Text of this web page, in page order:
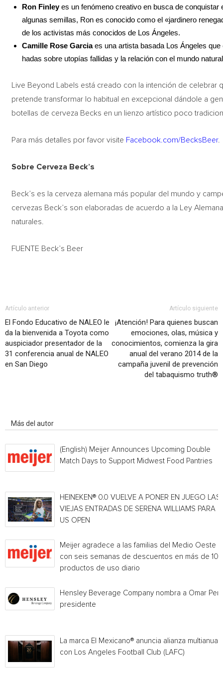
Ron Finleyes un fenómeno creativo en busca de conquistar
algunas semillas, Ron es conocido como el «jardinero
de los activistas más conocidos de Los Ángeles.
Camille Rose Garciaes una artista basada Los Ángeles
hadas sobre utopías fallidas y la relación con el mundo
Live Beyond Labels está creado con la intención de
pretende transformar lo habitual en excepcional dándole a
botellas de cerveza Becks en un lienzo artístico poco
Para más detalles por favor visite Facebook.com/BecksBeer.
Sobre Cerveza Beck’s
Beck’s es la cerveza alemana más popular del mundo y
cervezas Beck’s son elaboradas de acuerdo a la Ley
naturales.
FUENTE Beck’s Beer
Artículo anterior
El Fondo Educativo de NALEO le
da la bienvenida a Toyota como
auspiciador presentador de la
31 conferencia anual de NALEO
en San Diego
Artículo siguiente
¡Atención! Para quienes buscan
emociones, olas, música y
conocimientos, comienza la gira
anual del verano 2014 de la
campaña juvenil de prevención
del tabaquismo truth®
Más del autor
(English) Meijer Announces Upcoming Double
Match Days to Support Midwest Food Pantries
HEINEKEN® 0.0 VUELVE A PONER EN JUEGO LAS
VIEJAS ENTRADAS DE SERENA WILLIAMS PARA
US OPEN
Meijer agradece a las familias del Medio Oeste
con seis semanas de descuentos en más de
productos de uso diario
Hensley Beverage Company nombra a Omar
presidente
La marca El Mexicano® anuncia alianza multianual
con Los Angeles Football Club (LAFC)